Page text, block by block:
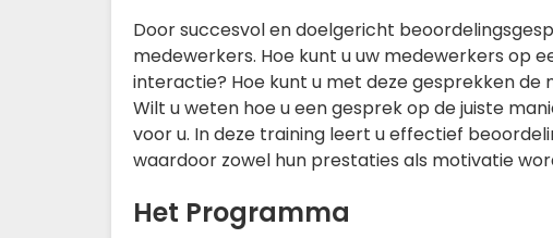
Door succesvol en doelgericht
medewerkers. Hoe kunt u uw medewerkers op
interactie? Hoe kunt u met deze gesprekken
Wilt u weten hoe u een gesprek op de juiste
voor u. In deze training leert u effectief
waardoor zowel hun prestaties als motivatie
Het Programma